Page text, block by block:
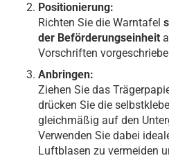
Positionierung:
Richten Sie die Warntafel
der Beförderungseinheit
Vorschriften
Anbringen:
Ziehen Sie das
drücken Sie die
gleichmäßig auf den
Verwenden Sie dabei
Luftblasen zu vermeiden